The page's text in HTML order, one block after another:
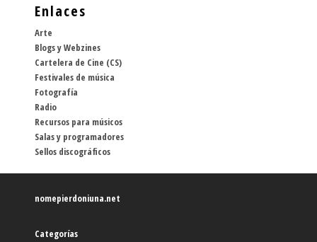
Enlaces
Arte
Blogs y Webzines
Cartelera de Cine (CS)
Festivales de música
Fotografía
Radio
Recursos para músicos
Salas y programadores
Sellos discográficos
nomepierdoniuna.net
Categorías